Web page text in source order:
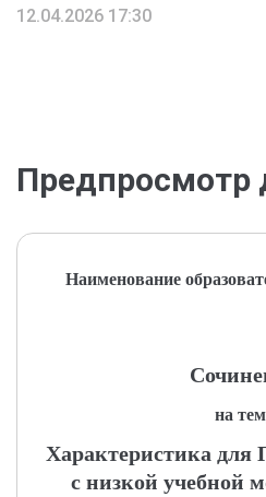
12.04.2026 17:30
Предпросмотр
Наименование
на
Характеристика
с низкой учебной